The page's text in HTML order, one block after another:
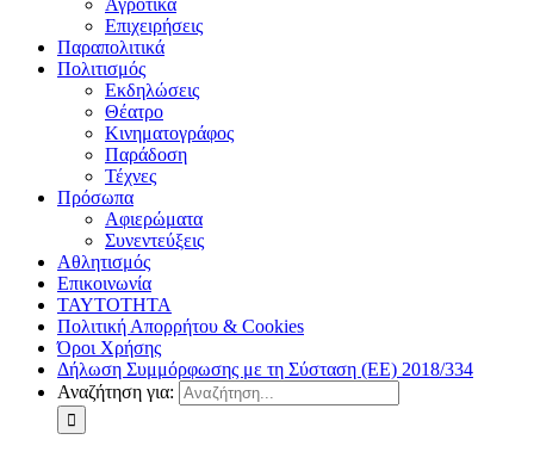
Αγροτικά
Επιχειρήσεις
Παραπολιτικά
Πολιτισμός
Εκδηλώσεις
Θέατρο
Κινηματογράφος
Παράδοση
Τέχνες
Πρόσωπα
Αφιερώματα
Συνεντεύξεις
Αθλητισμός
Επικοινωνία
ΤΑΥΤΟΤΗΤΑ
Πολιτική Απορρήτου & Cookies
Όροι Χρήσης
Δήλωση Συμμόρφωσης με τη Σύσταση (ΕΕ) 2018/334
Αναζήτηση για: